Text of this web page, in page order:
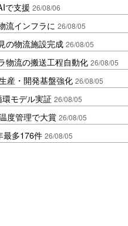
で支援 26/08/06
流インフラに 26/08/05
の物流施設完成 26/08/05
物流の搬送工程自動化 26/08/05
産・開発基盤強化 26/08/05
モデル実証 26/08/05
度管理で大賞 26/08/05
最多176件 26/08/05